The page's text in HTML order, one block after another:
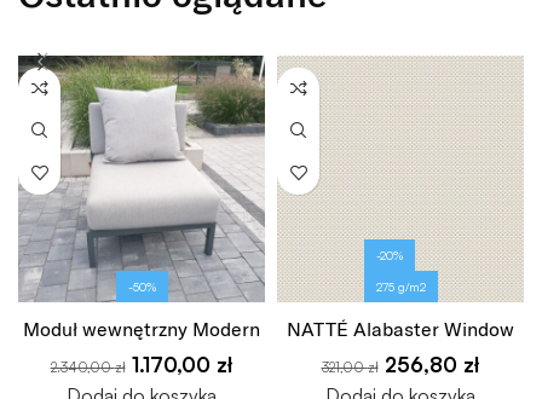
-50%
Moduł wewnętrzny Modern
2.340,00zł 1.170,00 zł
-20%
275 g/m2
NATTÉ Alabaster Window
321,00zł 256,80 zł